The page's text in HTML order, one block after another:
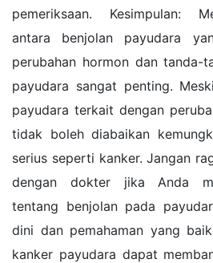
pemeriksaan. Kesimpulan:
antara benjolan payudara
perubahan hormon dan tanda-
payudara sangat penting.
payudara terkait dengan
tidak boleh diabaikan
serius seperti kanker. Jangan
dengan dokter jika Anda
tentang benjolan pada
dini dan pemahaman yang
kanker payudara dapat